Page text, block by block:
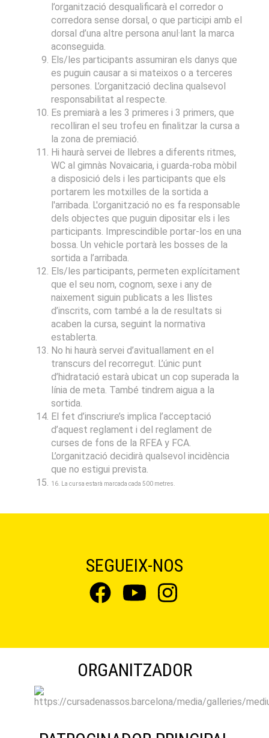
l’organització desqualificarà el corredor o
corredora sense dorsal, o que participi amb el
dorsal d’una altre persona anul·lant la marca
aconseguida.
Els/les participants assumiran els danys que
es puguin causar a si mateixos o a terceres
persones. L’organització declina qualsevol
responsabilitat al respecte.
Es premiarà a les 3 primeres i 3 primers, que
recolliran el seu trofeu en finalitzar la cursa a
la zona de premiació.
Hi haurà servei de llebres a diferents ritmes,
WC al gimnàs Novaicaria, i guarda-roba mòbil
a disposició dels i les participants que els
portarem les motxilles de la sortida a
l'arribada. L'organització no es fa responsable
dels objectes que puguin dipositar els i les
participants. Imprescindible portar-los en una
bossa. Un vehicle portarà les bosses de la
sortida a l’arribada.
Els/les participants, permeten explícitament
que el seu nom, cognom, sexe i any de
naixement siguin publicats a les llistes
d’inscrits, com també a la de resultats si
acaben la cursa, seguint la normativa
establerta.
No hi haurà servei d’avituallament en el
transcurs del recorregut. L’únic punt
d’hidratació estarà ubicat un cop superada la
línia de meta. També tindrem aigua a la
sortida.
El fet d’inscriure’s implica l’acceptació
d’aquest reglament i del reglament de
curses de fons de la RFEA y FCA.
L’organització decidirà qualsevol incidència
que no estigui prevista.
16. La cursa estarà marcada cada 500 metres.
SEGUEIX-NOS
ORGANITZADOR